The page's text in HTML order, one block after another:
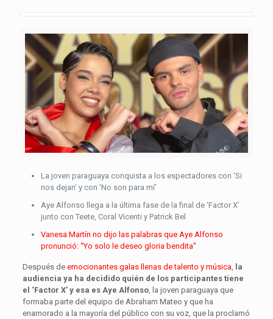
La joven paraguaya conquista a los espectadores con ‘Si
nos dejan’ y con ‘No son para mí’
Aye Alfonso llega a la última fase de la final de ‘Factor X’
junto con Teete, Coral Vicenti y Patrick Bel
Vanesa Martín no dijo las palabras que Aye Alfonso
pronunció: “Yo solo le deseo gloria bendita”
Después de emocionantes galas llenas de talento y música la
audiencia ya ha decidido quién de los participantes tiene
el ‘Factor X’ y esa es Aye Alfonso, la joven paraguaya que
formaba parte del equipo de Abraham Mateo y que ha
enamorado a la mayoría del público con su voz, que la proclamó